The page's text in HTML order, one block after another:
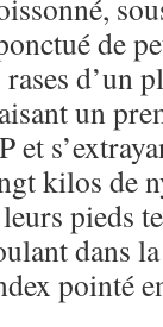
de
d’un
un
et
kilos de
pieds
dans
pointé